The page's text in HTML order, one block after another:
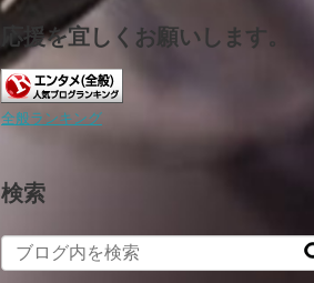
応援を宜しくお願いします。
全般ランキング
検索